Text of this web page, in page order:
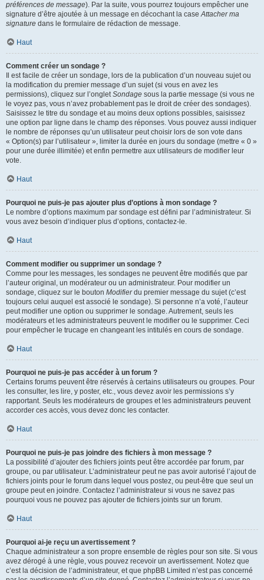
préférences de message). Par la suite, vous pourrez toujours empêcher une
signature d’être ajoutée à un message en décochant la caseAttacher ma
signature dans le formulaire de rédaction de message.
Haut
Comment créer un sondage ?
Il est facile de créer un sondage, lors de la publication d’un nouveau sujet ou
la modification du premier message d’un sujet (si vous en avez les
permissions), cliquez sur l’ongletSondage sous la partie message (si vous ne
le voyez pas, vous n’avez probablement pas le droit de créer des sondages).
Saisissez le titre du sondage et au moins deux options possibles, saisissez
une option par ligne dans le champ des réponses. Vous pouvez aussi indiquer
le nombre de réponses qu’un utilisateur peut choisir lors de son vote dans
« Option(s) par l’utilisateur », limiter la durée en jours du sondage (mettre « 0 »
pour une durée illimitée) et enfin permettre aux utilisateurs de modifier leur
vote.
Haut
Pourquoi ne puis-je pas ajouter plus d’options à mon sondage ?
Le nombre d’options maximum par sondage est défini par l’administrateur. Si
vous avez besoin d’indiquer plus d’options, contactez-le.
Haut
Comment modifier ou supprimer un sondage ?
Comme pour les messages, les sondages ne peuvent être modifiés que par
l’auteur original, un modérateur ou un administrateur. Pour modifier un
sondage, cliquez sur le bouton Modifierdu premier message du sujet (c’est
toujours celui auquel est associé le sondage). Si personne n’a voté, l’auteur
peut modifier une option ou supprimer le sondage. Autrement, seuls les
modérateurs et les administrateurs peuvent le modifier ou le supprimer. Ceci
pour empêcher le trucage en changeant les intitulés en cours de sondage.
Haut
Pourquoi ne puis-je pas accéder à un forum ?
Certains forums peuvent être réservés à certains utilisateurs ou groupes. Pour
les consulter, les lire, y poster, etc., vous devez avoir les permissions s’y
rapportant. Seuls les modérateurs de groupes et les administrateurs peuvent
accorder ces accès, vous devez donc les contacter.
Haut
Pourquoi ne puis-je pas joindre des fichiers à mon message ?
La possibilité d’ajouter des fichiers joints peut être accordée par forum, par
groupe, ou par utilisateur. L’administrateur peut ne pas avoir autorisé l’ajout de
fichiers joints pour le forum dans lequel vous postez, ou peut-être que seul un
groupe peut en joindre. Contactez l’administrateur si vous ne savez pas
pourquoi vous ne pouvez pas ajouter de fichiers joints sur un forum.
Haut
Pourquoi ai-je reçu un avertissement ?
Chaque administrateur a son propre ensemble de règles pour son site. Si vous
avez dérogé à une règle, vous pouvez recevoir un avertissement. Notez que
c’est la décision de l’administrateur, et que phpBB Limited n’est pas concerné